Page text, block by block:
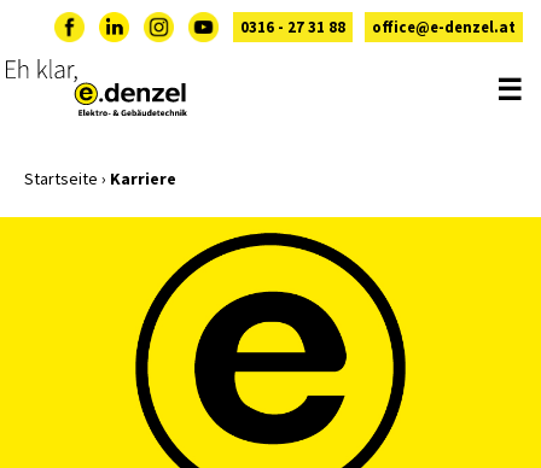
0316 - 27 31 88 office@e-denzel.at
☰
Startseite › Karriere